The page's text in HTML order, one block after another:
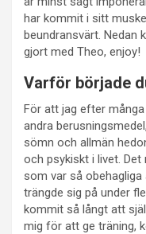
har kommit i sitt
beundransvärt. Nedan
gjort med Theo, enjoy!
Varför började
För att jag efter
andra
sömn och allmän
och psykiskt i livet.
som var så
trängde sig på under
kommit så långt att
mig för att ge träning,